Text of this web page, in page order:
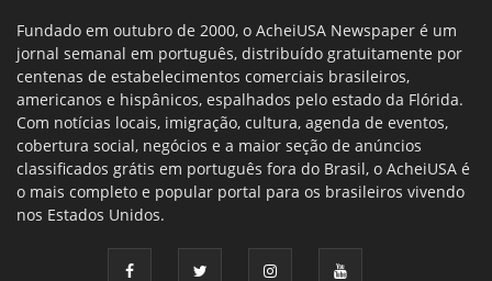
Fundado em outubro de 2000, o AcheiUSA Newspaper é um
jornal semanal em português, distribuído gratuitamente por
centenas de estabelecimentos comerciais brasileiros,
americanos e hispânicos, espalhados pelo estado da Flórida.
Com notícias locais, imigração, cultura, agenda de eventos,
cobertura social, negócios e a maior seção de anúncios
classificados grátis em português fora do Brasil, o AcheiUSA é
o mais completo e popular portal para os brasileiros vivendo
nos Estados Unidos.